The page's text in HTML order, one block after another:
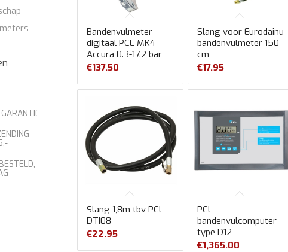
Bandenvulmeter
digitaal PCL MK4
Accura 0.3-17.2 bar
€137.50
Slang voor Eurodainu
bandenvulmeter 150
cm
€17.95
Slang 1,8m tbv PCL
DTI08
€22.95
PCL
bandenvulcomputer
type D12
€1,365.00